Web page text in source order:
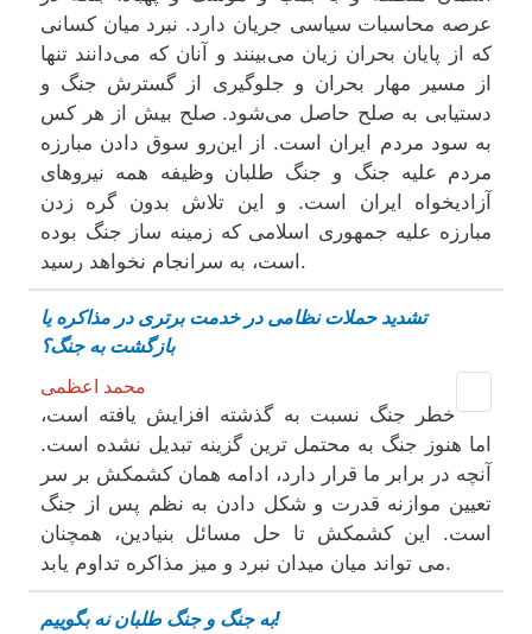
عرصه محاسبات سیاسی جریان دارد. نبرد میان کسانی
که از پایان بحران زیان می‌بینند و آنان که می‌دانند تنها
از مسیر مهار بحران و جلوگیری از گسترش جنگ و
دستیابی به صلح حاصل می‌شود. صلح بیش از هر کس
به سود مردم ایران است. از این‌رو سوق دادن مبارزه
مردم علیه جنگ و جنگ طلبان وظیفه همه نیروهای
آزادیخواه ایران است. و این تلاش بدون گره زدن
مبارزه علیه جمهوری اسلامی که زمینه ساز جنگ بوده
است، به سرانجام نخواهد رسید.
تشدید حملات نظامی در خدمت برتری در مذاکره یا
بازگشت به جنگ؟
محمد اعظمی
خطر جنگ نسبت به گذشته افزایش یافته است،
اما هنوز جنگ به محتمل‌ ترین گزینه تبدیل نشده است.
آنچه در برابر ما قرار دارد، ادامه همان کشمکش بر سر
تعیین موازنه قدرت و شکل دادن به نظم پس از جنگ
است. این کشمکش تا حل مسائل بنیادین، همچنان
می ‌تواند میان میدان نبرد و میز مذاکره تداوم یابد.
بە جنگ و جنگ طلبان نە بگوییم!